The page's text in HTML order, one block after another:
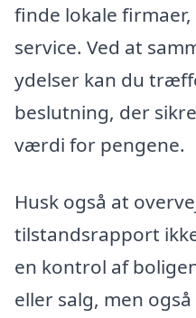
finde lokale
service. Ved at
ydelser kan du
beslutning, der
værdi for pengene.
Husk også at
tilstandsrapport
en kontrol af
eller salg, men